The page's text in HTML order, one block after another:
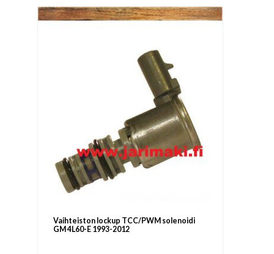
Vaihteiston lockup TCC/PWM solenoidi
GM 4L60-E 1993-2012